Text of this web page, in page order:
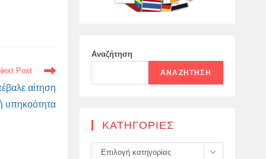
Post
αίτηση
υπηκοότητα
Αναζήτηση
ΑΝΑΖΉΤΗΣΗ
KΑΤΗΓΟΡΊΕΣ
Kατηγορίες
Επιλογή κατηγορίας